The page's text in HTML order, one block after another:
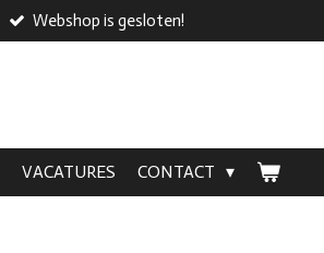
Webshop is gesloten!
VACATURES CONTACT